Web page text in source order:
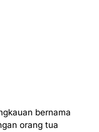
bernama
orang tua